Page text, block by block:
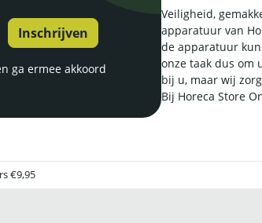
ga ermee akkoord
Veiligheid,
apparatuur van
de apparatuur
onze taak dus om
bij u, maar wij
Bij Horeca Store
€9,95